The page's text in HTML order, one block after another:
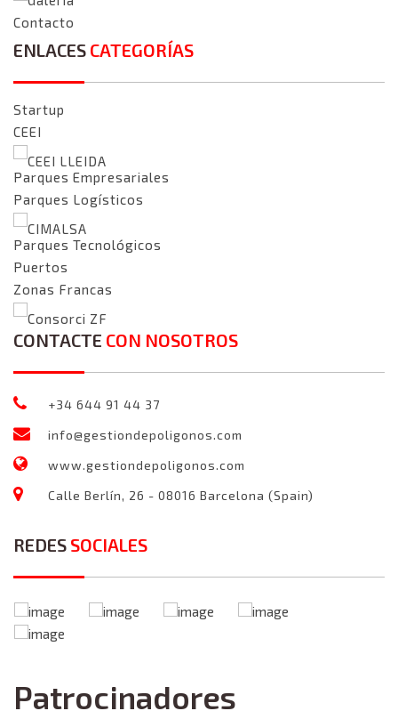
Contacto
ENLACES CATEGORÍAS
Startup
CEEI
CEEI LLEIDA
Parques Empresariales
Parques Logísticos
CIMALSA
Parques Tecnológicos
Puertos
Zonas Francas
Consorci ZF
CONTACTE CON NOSOTROS
+34 644 91 44 37
info@gestiondepoligonos.com
www.gestiondepoligonos.com
Calle Berlín, 26 - 08016 Barcelona (Spain)
REDES SOCIALES
Patrocinadores